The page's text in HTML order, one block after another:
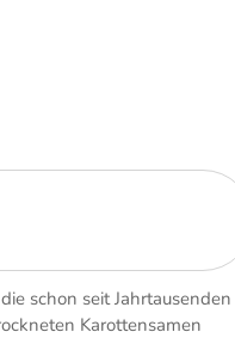
schon seit Jahrtausenden
Karottensamen